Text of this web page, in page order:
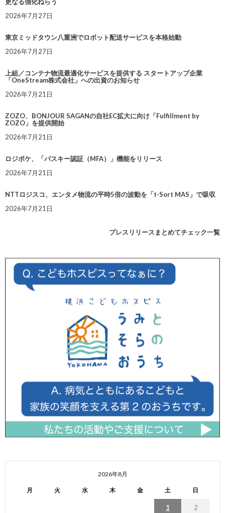
更なる強化ねらう
2026年7月27日
東京ミッドタウン八重洲でロボット配送サービスを本格始動
2026年7月27日
上組／コンテナ物流最適化サービスを提供する スタートアップ企業
「OneStream株式会社」への出資のお知らせ
2026年7月21日
ZOZO、BONJOUR SAGANの自社EC拡大に向け「Fulfillment by
ZOZO」を提供開始
2026年7月21日
ロジポケ、「パスキー認証（MFA）」機能をリリース
2026年7月21日
NTTロジスコ、エンタメ物流の平時5倍の波動を「t-Sort MAS」で吸収
2026年7月21日
プレスリリースまとめてチェック一覧
2026年8月
月 火 水 木 金 土 日
1 2